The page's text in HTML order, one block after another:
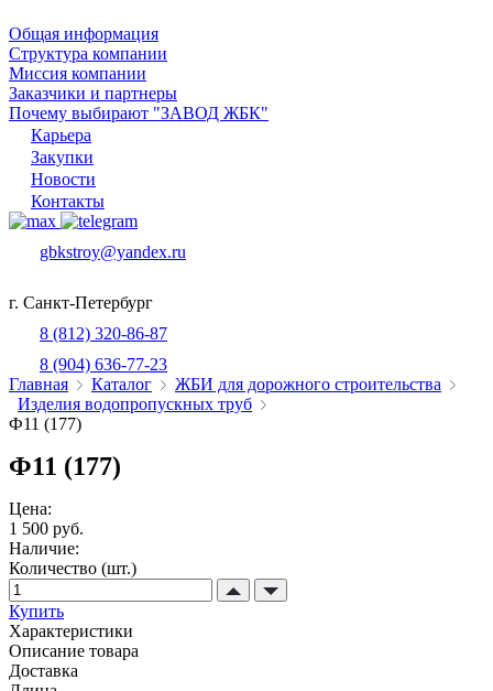
Общая информация
Структура компании
Миссия компании
Заказчики и партнеры
Почему выбирают "ЗАВОД ЖБК"
Карьера
Закупки
Новости
Контакты
gbkstroy@yandex.ru
г. Санкт-Петербург
8 (812) 320-86-87
8 (904) 636-77-23
Главная
Каталог
ЖБИ для дорожного строительства
Изделия водопропускных труб
Ф11 (177)
Ф11 (177)
Цена:
1 500 руб.
Наличие:
Количество (шт.)
Купить
Характеристики
Описание товара
Доставка